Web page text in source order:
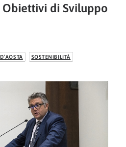
Obiettivi di Sviluppo
SOSTENIBILITÀ